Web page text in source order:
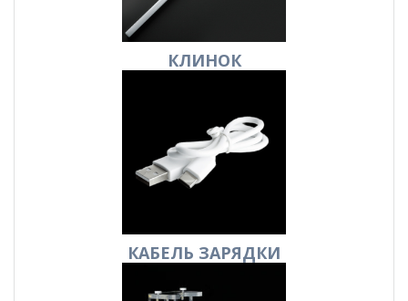
КЛИНОК
КАБЕЛЬ ЗАРЯДКИ